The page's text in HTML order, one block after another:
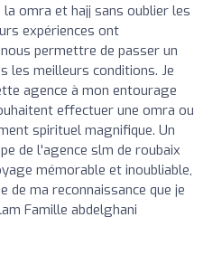
omra et hajj sans oublier les
expériences ont
permettre de passer un
les meilleurs conditions. Je
agence à mon entourage
effectuer une omra ou
spirituel magnifique. Un
de l'agence slm de roubaix
mémorable et inoubliable,
de ma reconnaissance que je
Famille abdelghani